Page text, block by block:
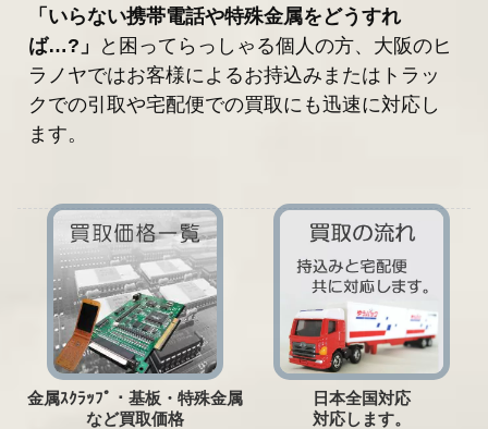
「いらない携帯電話や特殊金属をどうすれ
ば…?」
と困ってらっしゃる個人の方、大阪のヒ
ラノヤではお客様によるお持込みまたはトラッ
クでの引取や宅配便での買取にも迅速に対応し
ます。
金属ｽｸﾗｯﾌﾟ・基板・特殊金属
など買取価格
日本全国対応
対応します。